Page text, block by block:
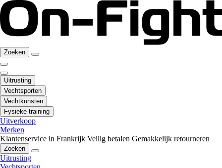
Zoeken
Uitrusting
Vechtsporten
Vechtkunsten
Fysieke training
Uitverkoop
Merken
Klantenservice in Frankrijk Veilig betalen Gemakkelijk retourneren
Zoeken
Uitrusting